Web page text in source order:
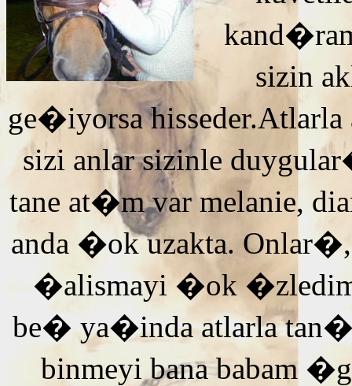
sizin
ge�iyorsa
sizi anlar sizinle
tane at�m var melanie,
anda �ok uzakta.
�alismayi �ok
be� ya�inda atlarla
binmeyi bana babam